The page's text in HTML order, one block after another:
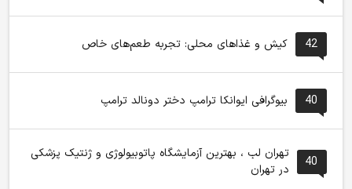
42 کیش و غذاهای محلی: تجربه طعم‌های خاص
40 بیوگرافی ایوانکا ترامپ دختر دونالد ترامپ
40
تهران لب ، بهترین آزمایشگاه پاتوبیولوژی و ژنتیک پزشکی
در تهران